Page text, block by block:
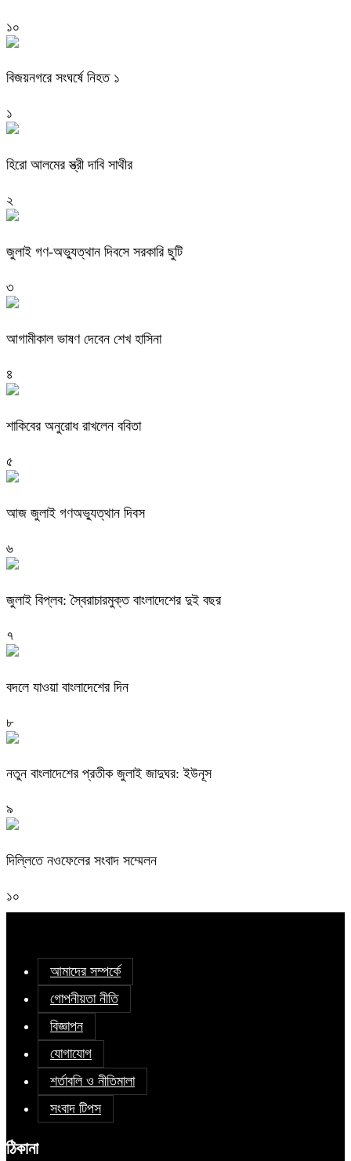
১০
বিজয়নগরে সংঘর্ষে নিহত ১
১
হিরো আলমের স্ত্রী দাবি সাথীর
২
জুলাই গণ-অভ্যুত্থান দিবসে সরকারি ছুটি
৩
আগামীকাল ভাষণ দেবেন শেখ হাসিনা
৪
শাকিবের অনুরোধ রাখলেন ববিতা
৫
আজ জুলাই গণঅভ্যুত্থান দিবস
৬
জুলাই বিপ্লব: স্বৈরাচারমুক্ত বাংলাদেশের দুই বছর
৭
বদলে যাওয়া বাংলাদেশের দিন
৮
নতুন বাংলাদেশের প্রতীক জুলাই জাদুঘর: ইউনূস
৯
দিল্লিতে নওফেলের সংবাদ সম্মেলন
১০
আমাদের সম্পর্কে
গোপনীয়তা নীতি
বিজ্ঞাপন
যোগাযোগ
শর্তাবলি ও নীতিমালা
সংবাদ টিপস
ঠিকানা